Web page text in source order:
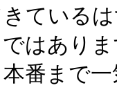
きている
はあり
番まで